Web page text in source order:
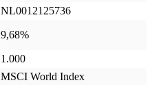
NL0012125736
9,68%
1.000
MSCI World Index